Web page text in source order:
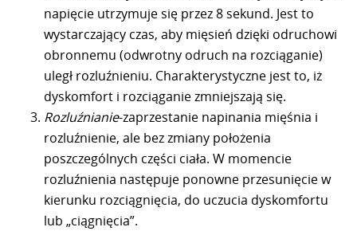
napięcie utrzymuje się przez 8 sekund. Jest to
wystarczający czas, aby mięsień dzięki odruchowi
obronnemu (odwrotny odruch na rozciąganie)
uległ rozluźnieniu. Charakterystyczne jest to, iż
dyskomfort i rozciąganie zmniejszają się.
Rozluźnianie-zaprzestanie napinania mięśnia i
rozluźnienie, ale bez zmiany położenia
poszczególnych części ciała. W momencie
rozluźnienia następuje ponowne przesunięcie w
kierunku rozciągnięcia, do uczucia dyskomfortu
lub „ciągnięcia”.